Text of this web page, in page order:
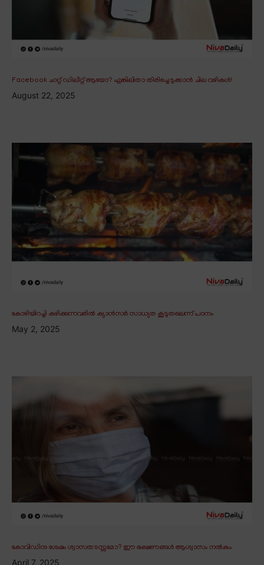
Facebook ചാറ്റ് ഡിലീറ്റ് ആയോ? എങ്കിലിതാ തിരിച്ചെടുക്കാൻ ചില വഴികൾ!
August 22, 2025
കോഴിയിറച്ചി കഴിക്കുന്നവരിൽ ക്യാൻസർ സാധ്യത കൂടുതലെന്ന് പഠനം
May 2, 2025
കോവിഡിനു ശേഷം ശ്വാസതടസ്സമോ? ഈ ഭക്ഷണങ്ങൾ ആശ്വാസം നൽകും
April 7, 2025